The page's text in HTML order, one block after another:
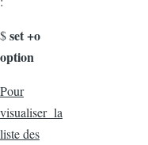
$set +o
option
Pour
visualiser la
liste des